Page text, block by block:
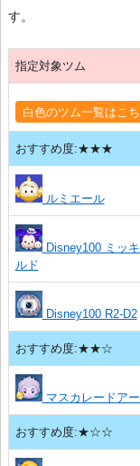
す。
指定対象ツム
白色のツム一覧はこ
おすすめ度:★★★
ルミエール
Disney100 ミッ
ルド
Disney100 R2-D2
おすすめ度:★★☆
マスカレードア
おすすめ度:★☆☆